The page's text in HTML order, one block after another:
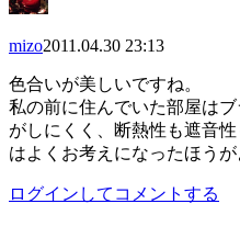
mizo2011.04.30 23:13
色合いが美しいですね。
私の前に住んでいた部屋は
がしにくく、断熱性も遮音
はよくお考えになったほうが
ログインしてコメントする